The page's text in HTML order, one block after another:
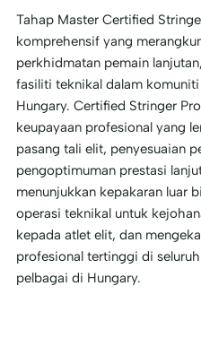
Tahap Master Certified
komprehensif yang
perkhidmatan pemain
fasiliti teknikal dalam
Hungary. Certified Stringer
keupayaan profesional yang
pasang tali elit, penyesuaian
pengoptimuman prestasi
menunjukkan kepakaran luar
operasi teknikal untuk
kepada atlet elit, dan
profesional tertinggi di
pelbagai di Hungary.